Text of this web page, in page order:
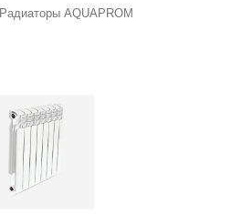
Радиаторы AQUAPROM